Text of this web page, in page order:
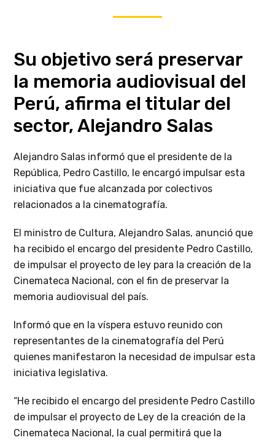
Su objetivo será preservar
la memoria audiovisual del
Perú, afirma el titular del
sector, Alejandro Salas
Alejandro Salas informó que el presidente de la
República, Pedro Castillo, le encargó impulsar esta
iniciativa que fue alcanzada por colectivos
relacionados a la cinematografía.
El ministro de Cultura, Alejandro Salas, anunció que
ha recibido el encargo del presidente Pedro Castillo,
de impulsar el proyecto de ley para la creación de la
Cinemateca Nacional, con el fin de preservar la
memoria audiovisual del país.
Informó que en la víspera estuvo reunido con
representantes de la cinematografía del Perú
quienes manifestaron la necesidad de impulsar esta
iniciativa legislativa.
“He recibido el encargo del presidente Pedro Castillo
de impulsar el proyecto de Ley de la creación de la
Cinemateca Nacional, la cual permitirá que la